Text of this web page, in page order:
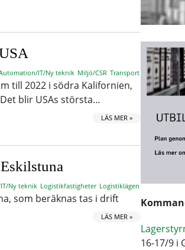
IT/Ny teknik Miljö/CSR Transport
till 2022 i södra Kalifornien,
blir USAs största…
LÄS MER »
Ny teknik Logistikfastigheter Logistiklägen
som beräknas tas i drift
LÄS MER »
16-17/9 i